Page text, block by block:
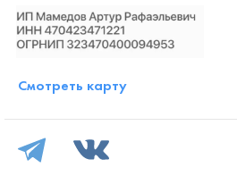
Смотреть карту